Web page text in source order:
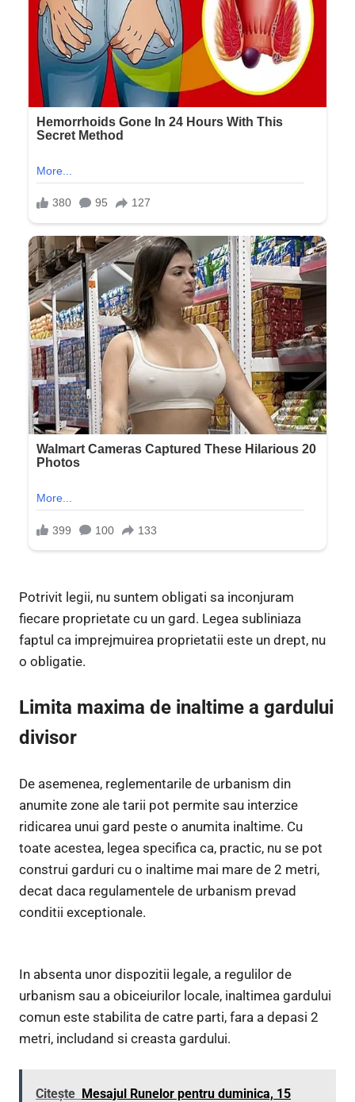
Potrivit legii, nu suntem obligati sa inconjuram
fiecare proprietate cu un gard. Legea subliniaza
faptul ca imprejmuirea proprietatii este un drept, nu
o obligatie.
Limita maxima de inaltime a gardului
divisor
De asemenea, reglementarile de urbanism din
anumite zone ale tarii pot permite sau interzice
ridicarea unui gard peste o anumita inaltime. Cu
toate acestea, legea specifica ca, practic, nu se pot
construi garduri cu o inaltime mai mare de 2 metri,
decat daca regulamentele de urbanism prevad
conditii exceptionale.
In absenta unor dispozitii legale, a regulilor de
urbanism sau a obiceiurilor locale, inaltimea gardului
comun este stabilita de catre parti, fara a depasi 2
metri, includand si creasta gardului.
Citește Mesajul Runelor pentru duminica, 15